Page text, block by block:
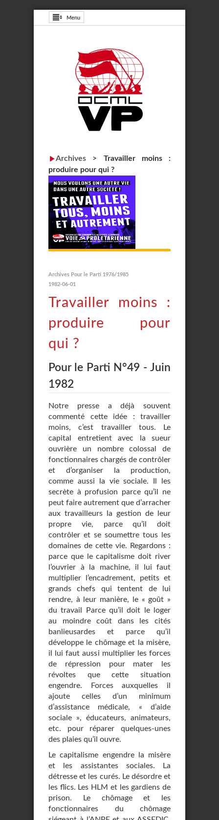
Menu
Archives > Travailler moins :
produire pour qui ?
Archives Pour le Parti 1976/1985
1982-06-01
Travailler moins :
produire pour
qui ?
Pour le Parti N°49 - Juin
1982
Notre presse a déjà souvent
commenté cette idée : travailler
moins, c’est travailler tous. Le
capital entretient avec la sueur
ouvrière un nombre colossal de
fonctionnaires chargés de contrôler
et d’organiser la production,
comme aussi la vie sociale. Il les
secrète à profusion parce qu’il ne
peut faire autrement que d’arracher
aux travailleurs la gestion de leur
propre vie, parce qu’il doit
contrôler et se soumettre tous les
domaines de cette vie. Regardons :
parce que le capitalisme doit river
l’ouvrier à la machine, il lui faut
multiplier l’encadrement, petits et
grands chefs qui tentent de lui
rendre, à leur manière, le « goût »
du travail Parce qu’il doit le loger
au moindre coût dans les cités
banlieusardes et parce qu’il
développe le chômage et la misère,
il lui faut aussi multiplier les forces
de répression pour mater les
révoltes que cette situation
engendre. Forces auxquelles il
ajoute celles d’un minimum
d’assistance médicale, « d’aide
sociale », éducateurs, animateurs,
etc. pour réparer quelques-unes
des plaies qu’il ouvre.
Le capitalisme engendre la misère
et les assistantes sociales. La
détresse et les curés. Le désordre et
les flics. Les HLM et les gardiens de
prison. Le chômage et les
fonctionnaires du chômage